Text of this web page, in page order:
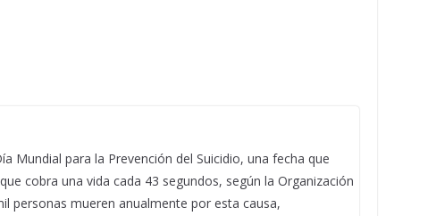
Mundial para la Prevención del Suicidio, una fecha que
cobra una vida cada 43 segundos, según la Organización
personas mueren anualmente por esta causa,